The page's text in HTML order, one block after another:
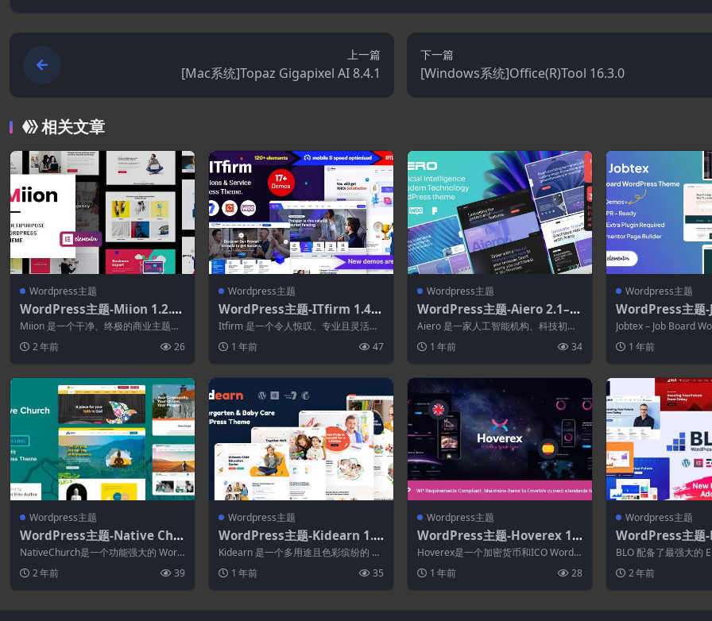
上一篇
[Mac系统]Topaz Gigapixel AI 8.4.1
下一篇
[Windows系统]Office(R)Tool 16.3.0
相关文章
Wordpress主题
WordPress主题-Miion 1.2.6–
多功能WordPress主题
Miion 是一个干净、终极的商业主题，
使用...2 年前 26
Wordpress主题
WordPress主题-ITfirm 1.4.2
–IT解决方案和服务公司
Itfirm 是一个令人惊叹、专业且灵活的
1 年前 47
Wordpress主题
WordPress主题-Aiero 2.1–AI
代理与技术WordPress主题
Aiero 是一家人工智能机构、科技初创
构、咨...
1 年前 34
Wordpress主题
WordPress主题
2–求职板
Jobtex – Job Board
1 年前
Wordpress主题
WordPress主题-Native Chu
rch 4.6.4–多用途WordPress
主题
NativeChurch是一个功能强大的 Word
2 年前 39
Wordpress主题
WordPress主题-Kidearn 1.1.
0-幼儿园和婴儿护理WordPre
ss主题
Kidearn 是一个多用途且色彩缤纷的 W
1 年前 35
Wordpress主题
WordPress主题-Hoverex 1.
5.11–加密货币.NFT 和ICO Wo
rdPress主题
Hoverex是一个加密货币和ICO WordP
1 年前 28
Wordpress主题
WordPress主题-
企业商务
BLO 配备了最强大的
2 年前